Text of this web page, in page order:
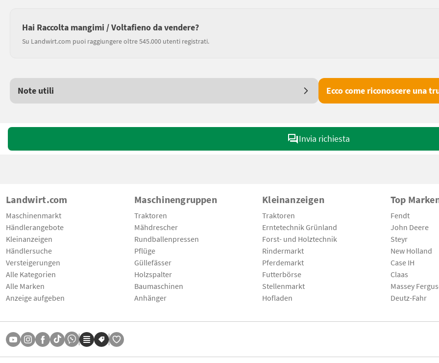
Hai Raccolta mangimi / Voltafieno da vendere?
Su Landwirt.com puoi raggiungere oltre 545.000 utenti registrati.
Note utili Ecco come riconoscere una
Invia richiesta
Landwirt.com
Maschinenmarkt
Händlerangebote
Kleinanzeigen
Händlersuche
Versteigerungen
Alle Kategorien
Alle Marken
Anzeige aufgeben
Maschinengruppen
Traktoren
Mähdrescher
Rundballenpressen
Pflüge
Güllefässer
Holzspalter
Baumaschinen
Anhänger
Kleinanzeigen
Traktoren
Erntetechnik Grünland
Forst- und Holztechnik
Rindermarkt
Pferdemarkt
Futterbörse
Stellenmarkt
Hofladen
Top
Fendt
John Deere
Steyr
New Holland
Case IH
Claas
Massey
Deutz-Fahr